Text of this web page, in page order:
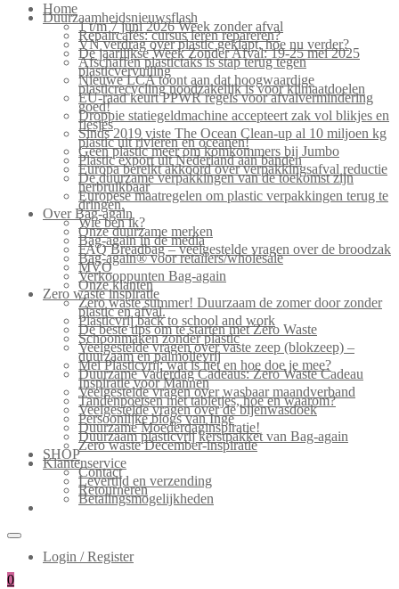
Home
Duurzaamheidsnieuwsflash
1 t/m 7 juni 2026 Week zonder afval
Repaircafés: cursus leren repareren?
VN verdrag over plastic geklapt, hoe nu verder?
De jaarlijkse Week Zonder Afval: 19-25 mei 2025
Afschaffen plastictaks is stap terug tegen
plasticvervuiling
Nieuwe LCA toont aan dat hoogwaardige
plasticrecycling noodzakelijk is voor klimaatdoelen
EU-raad keurt PPWR regels voor afvalvermindering
goed!
Droppie statiegeldmachine accepteert zak vol blikjes en
flesjes
Sinds 2019 viste The Ocean Clean-up al 10 miljoen kg
plastic uit rivieren en oceanen!
Geen plastic meer om komkommers bij Jumbo
Plastic export uit Nederland aan banden
Europa bereikt akkoord over verpakkingsafval reductie
De duurzame verpakkingen van de toekomst zijn
herbruikbaar
Europese maatregelen om plastic verpakkingen terug te
dringen.
Over Bag-again
Wie ben ik?
Onze duurzame merken
Bag-again in de media
FAQ Breadbag – veelgestelde vragen over de broodzak
Bag-again® voor retailers/wholesale
MVO
Verkooppunten Bag-again
Onze klanten
Zero waste inspiratie
Zero waste summer! Duurzaam de zomer door zonder
plastic en afval.
Plasticvrij back to school and work
De beste tips om te starten met Zero Waste
Schoonmaken zonder plastic
Veelgestelde vragen over vaste zeep (blokzeep) –
duurzaam en palmolievrij
Mei Plasticvrij: wat is het en hoe doe je mee?
Duurzame Vaderdag Cadeaus: Zero Waste Cadeau
Inspiratie voor Mannen
Veelgestelde vragen over wasbaar maandverband
Tandenpoetsen met tabletjes, hoe en waarom?
Veelgestelde vragen over de bijenwasdoek
Persoonlijke blogs van Inge
Duurzame Moederdaginspiratie!
Duurzaam plasticvrij kerstpakket van Bag-again
Zero waste December-inspiratie
SHOP
Klantenservice
Contact
Levertijd en verzending
Retourneren
Betalingsmogelijkheden
Login / Register
0